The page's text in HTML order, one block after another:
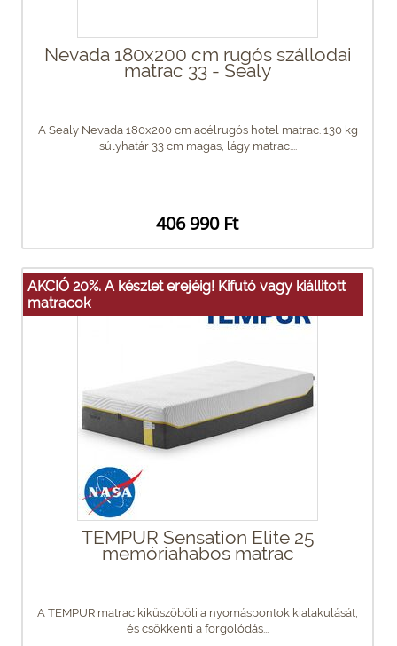
Nevada 180x200 cm rugós szállodai
matrac 33 - Sealy
A Sealy Nevada 180x200 cm acélrugós hotel matrac. 130 kg
súlyhatár 33 cm magas, lágy matrac....
406 990 Ft
AKCIÓ 20%. A készlet erejéig! Kifutó vagy kiállitott
matracok
TEMPUR Sensation Elite 25
memóriahabos matrac
A TEMPUR matrac kiküszöböli a nyomáspontok kialakulását,
és csökkenti a forgolódás...